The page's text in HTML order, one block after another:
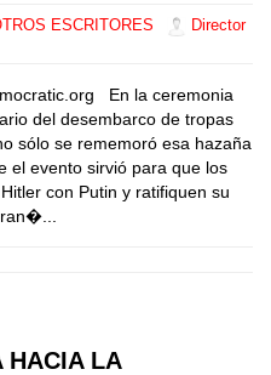
ESCRITORES
Director
En la ceremonia
del desembarco de tropas
sólo se rememoró esa hazaña
el evento sirvió para que los
con Putin y ratifiquen su
HACIA LA